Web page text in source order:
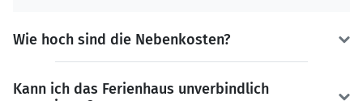
Wie hoch sind die Nebenkosten?
Kann ich das Ferienhaus unverbindlich